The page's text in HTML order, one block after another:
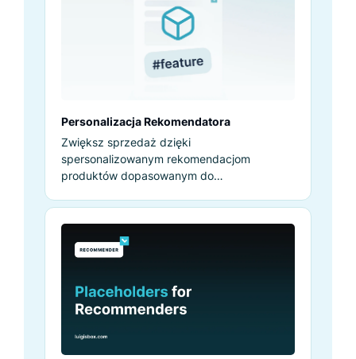
Personalizacja Rekomendatora
Zwiększ sprzedaż dzięki
spersonalizowanym rekomendacjom
produktów dopasowanym do
każdego klienta.